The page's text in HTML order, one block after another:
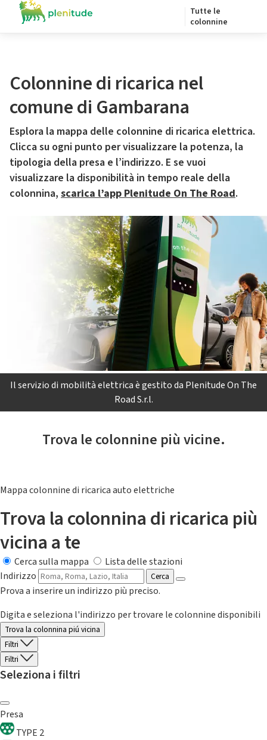
Tutte le
colonnine
Colonnine di ricarica nel
comune di Gambarana
Esplora la mappa delle colonnine di ricarica elettrica.
Clicca su ogni punto per visualizzare la potenza, la
tipologia della presa e l’indirizzo. E se vuoi
visualizzare la disponibilità in tempo reale della
colonnina, scarica l’app Plenitude On The Road.
Il servizio di mobilità elettrica è gestito da Plenitude On The
Road S.r.l.
Trova le colonnine più vicine.
Mappa colonnine di ricarica auto elettriche
Trova la colonnina di ricarica più
vicina a te
Cerca sulla mappa
Lista delle stazioni
Indirizzo
Cerca
Prova a inserire un indirizzo più preciso.
Digita e seleziona l'indirizzo per trovare le colonnine disponibili
Trova la colonnina piú vicina
Filtri
Filtri
Seleziona i filtri
Presa
TYPE 2